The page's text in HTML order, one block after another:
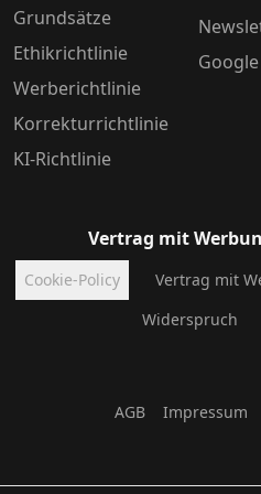
im PlayStore herunter
Grundsätze
Ethikrichtlinie
Werberichtlinie
Korrekturrichtlinie
KI-Richtlinie
Vertrag mit
Cookie-Policy Vertrag mit
Widerspruch
AGB Impressum